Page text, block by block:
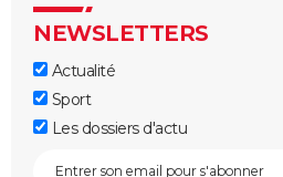
NEWSLETTERS
Actualité
Sport
Les dossiers d'actu